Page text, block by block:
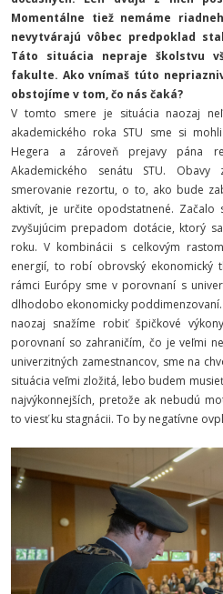
Momentálne tiež nemáme
nevytvárajú vôbec predpoklad
Táto situácia nepraje školstvu
fakulte. Ako vnímaš túto
obstojíme v tom, čo nás čaká?
V tomto smere je situácia naozaj
akademického roka STU sme si
Hegera a zároveň prejavy pána
Akademického senátu STU.
smerovanie rezortu, o to, ako bude
aktivít, je určite opodstatnené.
zvyšujúcim prepadom dotácie, ktorý
roku. V kombinácii s celkovým
energií, to robí obrovský ekonomický
rámci Európy sme v porovnaní s
dlhodobo ekonomicky
naozaj snažíme robiť špičkové
porovnaní so zahraničím, čo je veľmi
univerzitných zamestnancov, sme na
situácia veľmi zložitá, lebo budem
najvýkonnejších, pretože ak nebudú
to viesť ku stagnácii. To by negatívne